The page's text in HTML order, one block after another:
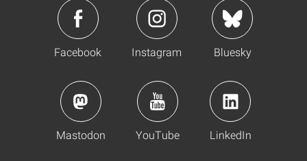
Facebook Instagram Bluesky
Mastodon YouTube LinkedIn